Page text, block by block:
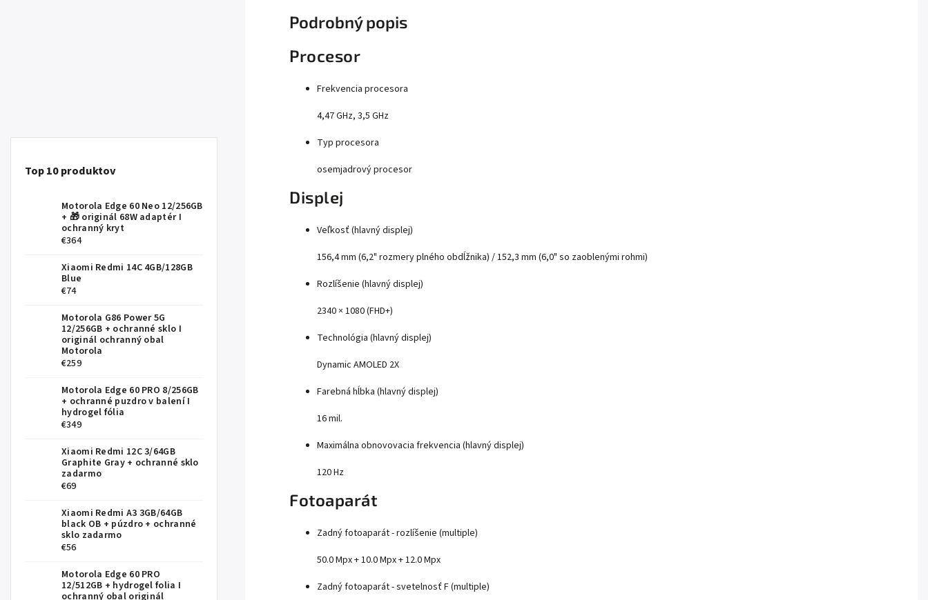
Top 10 produktov
Motorola Edge 60 Neo 12/256GB
+ 🎁 originál 68W adaptér I
ochranný kryt
€364
Xiaomi Redmi 14C 4GB/128GB
Blue
€74
Motorola G86 Power 5G
12/256GB + ochranné sklo I
originál ochranný obal
Motorola
€259
Motorola Edge 60 PRO 8/256GB
+ ochranné puzdro v balení I
hydrogel fólia
€349
Xiaomi Redmi 12C 3/64GB
Graphite Gray + ochranné sklo
zadarmo
€69
Xiaomi Redmi A3 3GB/64GB
black OB + púzdro + ochranné
sklo zadarmo
€56
Motorola Edge 60 PRO
12/512GB + hydrogel folia I
ochranný obal originál
Podrobný popis
Procesor
Frekvencia procesora
4,47 GHz, 3,5 GHz
Typ procesora
osemjadrový procesor
Displej
Veľkosť (hlavný displej)
156,4 mm (6,2" rozmery plného obdĺžnika) / 152,3 mm (6,0" so zaoblenými rohmi)
Rozlíšenie (hlavný displej)
2340 × 1080 (FHD+)
Technológia (hlavný displej)
Dynamic AMOLED 2X
Farebná hĺbka (hlavný displej)
16 mil.
Maximálna obnovovacia frekvencia (hlavný displej)
120 Hz
Fotoaparát
Zadný fotoaparát - rozlíšenie (multiple)
50.0 Mpx + 10.0 Mpx + 12.0 Mpx
Zadný fotoaparát - svetelnosť F (multiple)